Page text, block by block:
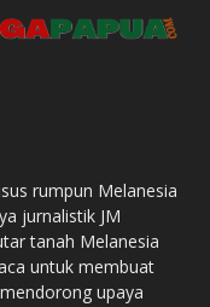
rumpun Melanesia
jurnalistik JM
tanah Melanesia
untuk membuat
upaya